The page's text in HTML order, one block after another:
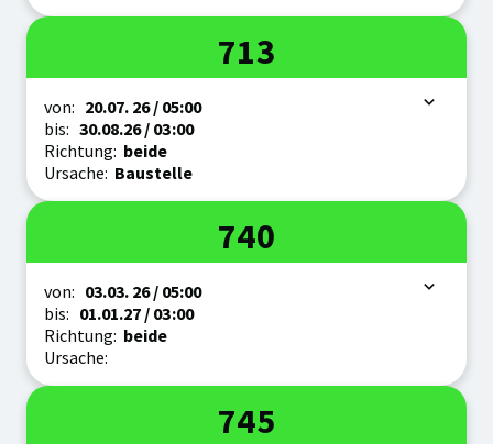
Linie
713
Zeitraum
von: 20.07. 26/ 05:00
bis: 30.08.26/ 03:00
Richtung: beide
Ursache: Baustelle
Linie
740
Zeitraum
von: 03.03. 26/ 05:00
bis: 01.01.27 / 03:00
Richtung: beide
Ursache:
Linie
745